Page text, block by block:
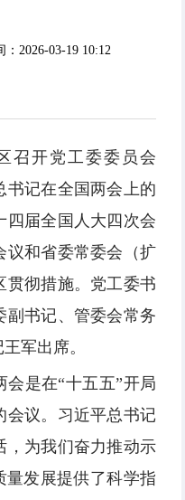
：2026-03-19 10:12
召开党工委委员会
书记在全国两会上的
四届全国人大四次会
议和省委常委会（扩
贯彻措施。党工委书
副书记、管委会常务
军出席。
是在“十五五”开局
会议。习近平总书记
，为我们奋力推动示
量发展提供了科学指